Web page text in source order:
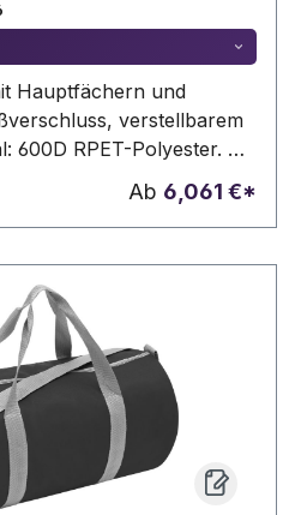
Hauptfächern und
verstellbarem
600D RPET-Polyester. Mit
Ab 6,061 €*